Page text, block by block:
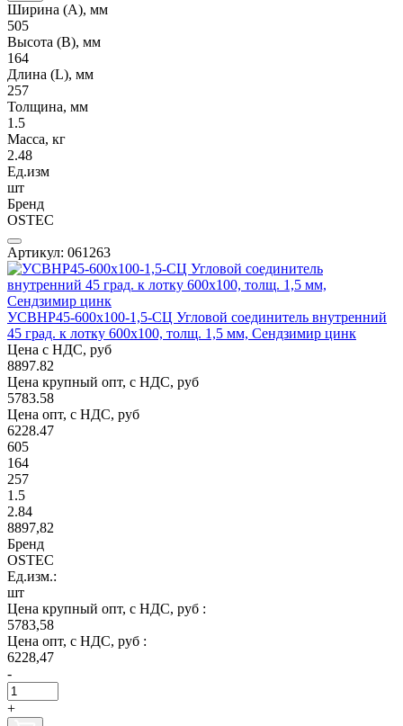
Ширина (А), мм
505
Высота (В), мм
164
Длина (L), мм
257
Толщина, мм
1.5
Масса, кг
2.48
Ед.изм
шт
Бренд
OSTEC
Артикул: 061263
УСВНР45-600х100-1,5-СЦ Угловой соединитель внутренний
45 град. к лотку 600х100, толщ. 1,5 мм, Сендзимир цинк
Цена с НДС, руб
8897.82
Цена крупный опт, с НДС, руб
5783.58
Цена опт, с НДС, руб
6228.47
605
164
257
1.5
2.84
8897,82
Бренд
OSTEC
Ед.изм.:
шт
Цена крупный опт, с НДС, руб :
5783,58
Цена опт, с НДС, руб :
6228,47
-
+